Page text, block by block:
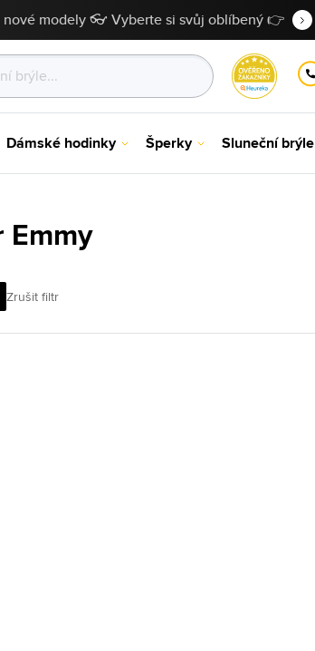
nové modely 👓 Vyberte si svůj oblíbený 👉
Dámské hodinky Šperky Sluneční brýle
Emmy
Zrušit filtr